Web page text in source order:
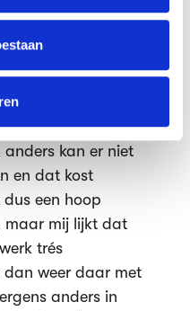
of die ze hebben
van hun services.
die uw gegevens
Het transport
geregeld door
werkvoorbereider
dat de materialen
kan er niet
en dat kost
een hoop
maar mij lijkt dat
trés
weer daar met
anders in